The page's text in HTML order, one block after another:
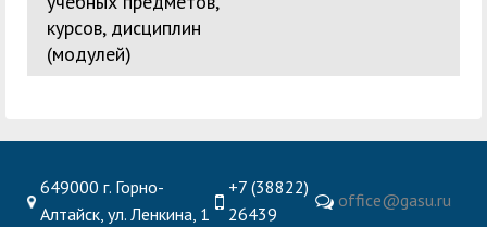
курсов, дисциплин
(модулей)
649000 г. Горно-
Алтайск, ул. Ленкина, 1
+7 (38822)
26439
office@gasu.ru